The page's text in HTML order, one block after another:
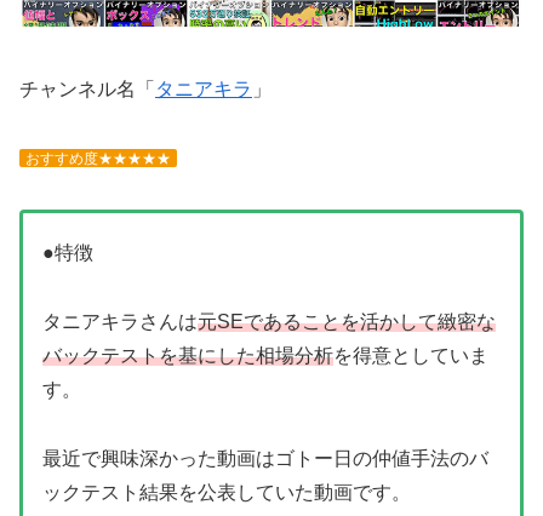
チャンネル名「 タニアキラ 」
おすすめ度★★★★★
●特徴
タニアキラさんは元SEであることを活かして緻密な
バックテストを基にした相場分析を得意としていま
す。
最近で興味深かった動画はゴトー日の仲値手法のバ
ックテスト結果を公表していた動画です。